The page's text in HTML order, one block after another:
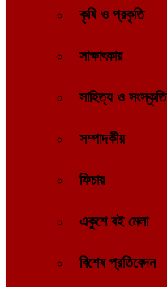
কৃষি ও প্রকৃতি
সাক্ষাৎকার
সাহিত্য ও সংস্কৃতি
সম্পাদকীয়
ফিচার
একুশে বই মেলা
বিশেষ প্রতিবেদন